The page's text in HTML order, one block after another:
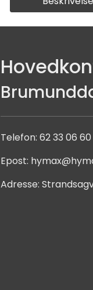
Telefon: 62 33 06 60
Epost:
Adresse: